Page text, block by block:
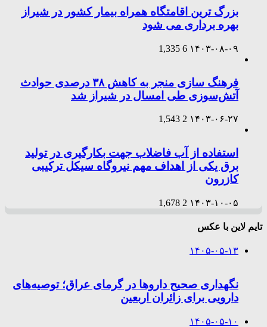
بزرگ ترین اقامتگاه همراه بیمار کشور در شیراز
بهره برداری می شود
۱۴۰۳-۰۸-۰۹ 6
1,335
فرهنگ سازی منجر به کاهش ۳۸ درصدی حوادث
آتش‌سوزی طی امسال در شیراز شد
۱۴۰۳-۰۶-۲۷ 2
1,543
استفاده از آب فاضلاب جهت بکارگیری در تولید
برق یکی از اهداف مهم نیروگاه سیکل ترکیبی
کازرون
۱۴۰۳-۱۰-۰۵ 2
1,678
تایم لاین با عکس
۱۴۰۵-۰۵-۱۳
نگهداری صحیح داروها در گرمای عراق؛ توصیه‌های
دارویی برای زائران اربعین
۱۴۰۵-۰۵-۱۰